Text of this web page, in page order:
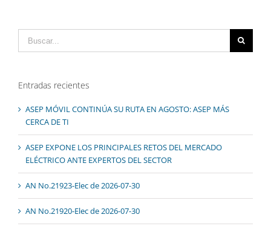
Entradas recientes
ASEP MÓVIL CONTINÚA SU RUTA EN AGOSTO: ASEP MÁS
CERCA DE TI
ASEP EXPONE LOS PRINCIPALES RETOS DEL MERCADO
ELÉCTRICO ANTE EXPERTOS DEL SECTOR
AN No.21923-Elec de 2026-07-30
AN No.21920-Elec de 2026-07-30